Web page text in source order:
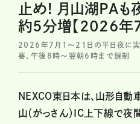
止め! 月山湖PAも
約5分増【2026年7
2026年7月1～21日の平日夜に
要、午後8時～翌朝6時まで規制
NEXCO東日本は、山形自動
山（がっさん）IC上下線で夜